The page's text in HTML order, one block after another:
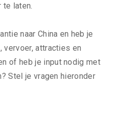
te laten.
naar China en heb je
vervoer, attracties en
of heb je input nodig met
Stel je vragen hieronder